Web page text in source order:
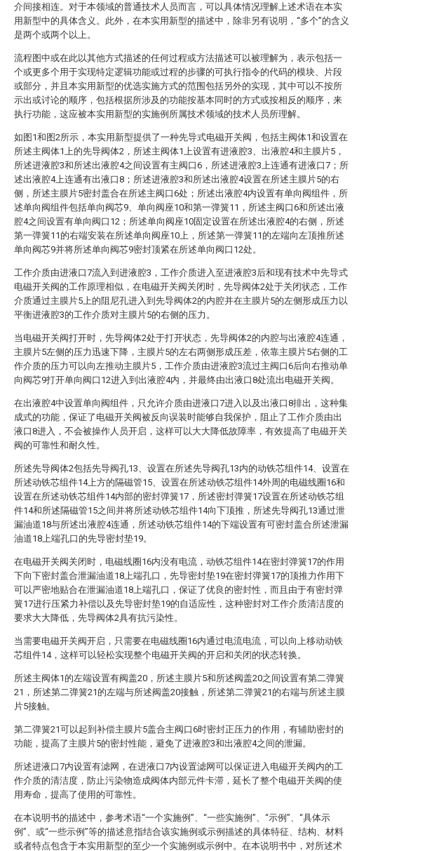
介间接相连。对于本领域的普通技术人员而言，可以具体情况理解上述术语在本实
用新型中的具体含义。此外，在本实用新型的描述中，除非另有说明，“多个”的含义
是两个或两个以上。
流程图中或在此以其他方式描述的任何过程或方法描述可以被理解为，表示包括一
个或更多个用于实现特定逻辑功能或过程的步骤的可执行指令的代码的模块、片段
或部分，并且本实用新型的优选实施方式的范围包括另外的实现，其中可以不按所
示出或讨论的顺序，包括根据所涉及的功能按基本同时的方式或按相反的顺序，来
执行功能，这应被本实用新型的实施例所属技术领域的技术人员所理解。
如图1和图2所示，本实用新型提供了一种先导式电磁开关阀，包括主阀体1和设置在
所述主阀体1上的先导阀体2，所述主阀体1上设置有进液腔3、出液腔4和主膜片5，
所述进液腔3和所述出液腔4之间设置有主阀口6，所述进液腔3上连通有进液口7；所
述出液腔4上连通有出液口8；所述进液腔3和所述出液腔4设置在所述主膜片5的右
侧，所述主膜片5密封盖合在所述主阀口6处；所述出液腔4内设置有单向阀组件，所
述单向阀组件包括单向阀芯9、单向阀座10和第一弹簧11，所述主阀口6和所述出液
腔4之间设置有单向阀口12；所述单向阀座10固定设置在所述出液腔4的右侧，所述
第一弹簧11的右端安装在所述单向阀座10上，所述第一弹簧11的左端向左顶推所述
单向阀芯9并将所述单向阀芯9密封顶紧在所述单向阀口12处。
工作介质由进液口7流入到进液腔3，工作介质进入至进液腔3后和现有技术中先导式
电磁开关阀的工作原理相似，在电磁开关阀关闭时，先导阀体2处于关闭状态，工作
介质通过主膜片5上的阻尼孔进入到先导阀体2的内腔并在主膜片5的左侧形成压力以
平衡进液腔3的工作介质对主膜片5的右侧的压力。
当电磁开关阀打开时，先导阀体2处于打开状态，先导阀体2的内腔与出液腔4连通，
主膜片5左侧的压力迅速下降，主膜片5的左右两侧形成压差，依靠主膜片5右侧的工
作介质的压力可以向左推动主膜片5，工作介质由进液腔3流过主阀口6后向右推动单
向阀芯9打开单向阀口12进入到出液腔4内，并最终由出液口8处流出电磁开关阀。
在出液腔4中设置单向阀组件，只允许介质由进液口7进入以及出液口8排出，这种集
成式的功能，保证了电磁开关阀被反向误装时能够自我保护，阻止了工作介质由出
液口8进入，不会被操作人员开启，这样可以大大降低故障率，有效提高了电磁开关
阀的可靠性和耐久性。
所述先导阀体2包括先导阀孔13、设置在所述先导阀孔13内的动铁芯组件14、设置在
所述动铁芯组件14上方的隔磁管15、设置在所述动铁芯组件14外周的电磁线圈16和
设置在所述动铁芯组件14内部的密封弹簧17，所述密封弹簧17设置在所述动铁芯组
件14和所述隔磁管15之间并将所述动铁芯组件14向下顶推，所述先导阀孔13通过泄
漏油道18与所述出液腔4连通，所述动铁芯组件14的下端设置有可密封盖合所述泄漏
油道18上端孔口的先导密封垫19。
在电磁开关阀关闭时，电磁线圈16内没有电流，动铁芯组件14在密封弹簧17的作用
下向下密封盖合泄漏油道18上端孔口，先导密封垫19在密封弹簧17的顶推力作用下
可以严密地贴合在泄漏油道18上端孔口，保证了优良的密封性，而且由于有密封弹
簧17进行压紧力补偿以及先导密封垫19的自适应性，这种密封对工作介质清洁度的
要求大大降低，先导阀体2具有抗污染性。
当需要电磁开关阀开启，只需要在电磁线圈16内通过电流电流，可以向上移动动铁
芯组件14，这样可以轻松实现整个电磁开关阀的开启和关闭的状态转换。
所述主阀体1的左端设置有阀盖20，所述主膜片5和所述阀盖20之间设置有第二弹簧
21，所述第二弹簧21的左端与所述阀盖20接触，所述第二弹簧21的右端与所述主膜
片5接触。
第二弹簧21可以起到补偿主膜片5盖合主阀口6时密封正压力的作用，有辅助密封的
功能，提高了主膜片5的密封性能，避免了进液腔3和出液腔4之间的泄漏。
所述进液口7内设置有滤网，在进液口7内设置滤网可以保证进入电磁开关阀内的工
作介质的清洁度，防止污染物造成阀体内部元件卡滞，延长了整个电磁开关阀的使
用寿命，提高了使用的可靠性。
在本说明书的描述中，参考术语“一个实施例”、“一些实施例”、“示例”、“具体示
例”、或“一些示例”等的描述意指结合该实施例或示例描述的具体特征、结构、材料
或者特点包含于本实用新型的至少一个实施例或示例中。在本说明书中，对所述术